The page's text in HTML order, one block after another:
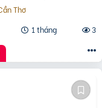
Thơ
1 tháng
3